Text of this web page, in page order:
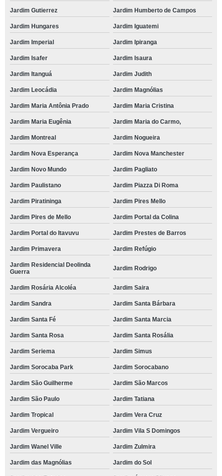
Jardim Gutierrez Jardim Humberto de Campos
Jardim Hungares Jardim Iguatemi
Jardim Imperial Jardim Ipiranga
Jardim Isafer Jardim Isaura
Jardim Itanguá Jardim Judith
Jardim Leocádia Jardim Magnólias
Jardim Maria Antônia Prado Jardim Maria Cristina
Jardim Maria Eugênia Jardim Maria do Carmo,
Jardim Montreal Jardim Nogueira
Jardim Nova Esperança Jardim Nova Manchester
Jardim Novo Mundo Jardim Pagliato
Jardim Paulistano Jardim Piazza Di Roma
Jardim Piratininga Jardim Pires Mello
Jardim Pires de Mello Jardim Portal da Colina
Jardim Portal do Itavuvu Jardim Prestes de Barros
Jardim Primavera Jardim Refúgio
Jardim Residencial Deolinda
Guerra
Jardim Rodrigo
Jardim Rosária Alcoléa Jardim Saira
Jardim Sandra Jardim Santa Bárbara
Jardim Santa Fé Jardim Santa Marcia
Jardim Santa Rosa Jardim Santa Rosália
Jardim Seriema Jardim Simus
Jardim Sorocaba Park Jardim Sorocabano
Jardim São Guilherme Jardim São Marcos
Jardim São Paulo Jardim Tatiana
Jardim Tropical Jardim Vera Cruz
Jardim Vergueiro Jardim Vila S Domingos
Jardim Wanel Ville Jardim Zulmira
Jardim das Magnólias Jardim do Sol